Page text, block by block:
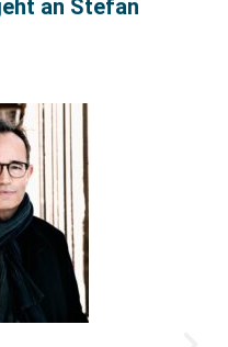
an Stefan